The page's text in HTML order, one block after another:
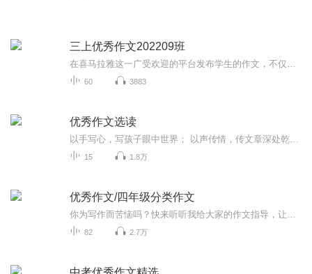
三上优秀作文202209班
60 3883
优秀作文选读
15 1.8万
优秀作文/四年级分类作文
82 2.7万